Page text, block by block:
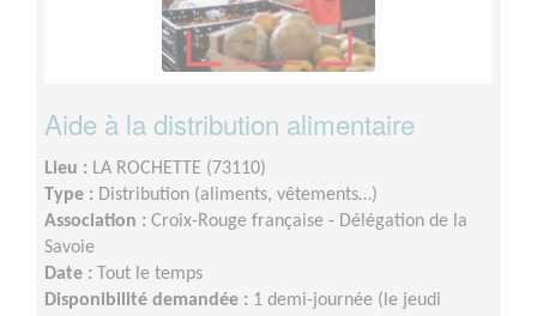
Aide à la distribution alimentaire
Lieu : LA ROCHETTE (73110)
Type : Distribution (aliments, vêtements…)
Association : Croix-Rouge française - Délégation de la
Savoie
Date : Tout le temps
Disponibilité demandée : 1 demi-journée (le jeudi